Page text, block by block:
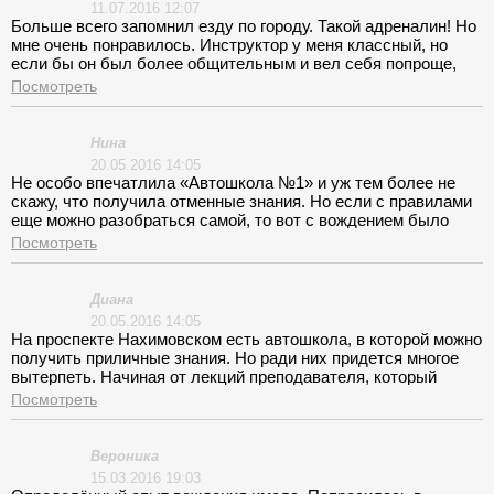
легкой руки я очутился в городе уже на третьем занятии, мы
прошли с ним весь курс от начала до конца в очень
оживленном ритме, я испытал наплыв адреналина и экзамен
со второй попытки одолел. Спасибо!
11.07.2016 12:07
Больше всего запомнил езду по городу. Такой адреналин! Но
мне очень понравилось. Инструктор у меня классный, но
если бы он был более общительным и вел себя попроще,
ему цены не было бы! Теория скучная. Очень!
Посмотреть
Нина
20.05.2016 14:05
Не особо впечатлила «Автошкола №1» и уж тем более не
скажу, что получила отменные знания. Но если с правилами
еще можно разобраться самой, то вот с вождением было
труднее. Мой инструктор постоянно сокращал занятия и
повлиять на него никто не мог.
Посмотреть
Диана
20.05.2016 14:05
На проспекте Нахимовском есть автошкола, в которой можно
получить приличные знания. Но ради них придется многое
вытерпеть. Начиная от лекций преподавателя, который
постоянно ворчит и чем-то остается не довольным и
заканчивая инструктором, которого мне пришлось
докатать до экзаменов. К своему удивлению несмотря ни на
что я научилась прилично водить и знания правил от меня
никуда не делись.
Посмотреть
Вероника
15.03.2016 19:03